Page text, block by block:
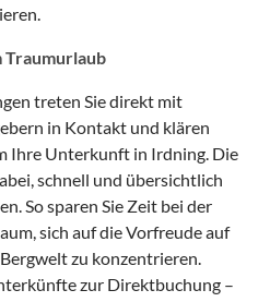
Traumurlaub
treten Sie direkt mit
in Kontakt und klären
Ihre Unterkunft in Irdning. Die
schnell und übersichtlich
So sparen Sie Zeit bei der
sich auf die Vorfreude auf
zu konzentrieren.
zur Direktbuchung –